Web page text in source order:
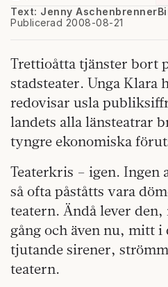
Text: Jenny Aschenbrenner
Publicerad 2008-08-21
Trettioåtta tjänster bort
stadsteater. Unga Klara
redovisar usla
landets alla länsteatrar
tyngre ekonomiska
Teaterkris – igen. Ingen
så ofta påståtts vara
teatern. Ändå lever
gång och även nu, mitt i
tjutande sirener,
teatern.